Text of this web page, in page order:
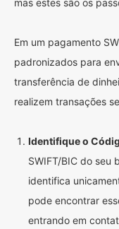
mas estes são os
Em um pagamento
padronizados para
transferência de
realizem transações
Identifique o
SWIFT/BIC do seu
identifica
pode encontrar
entrando em